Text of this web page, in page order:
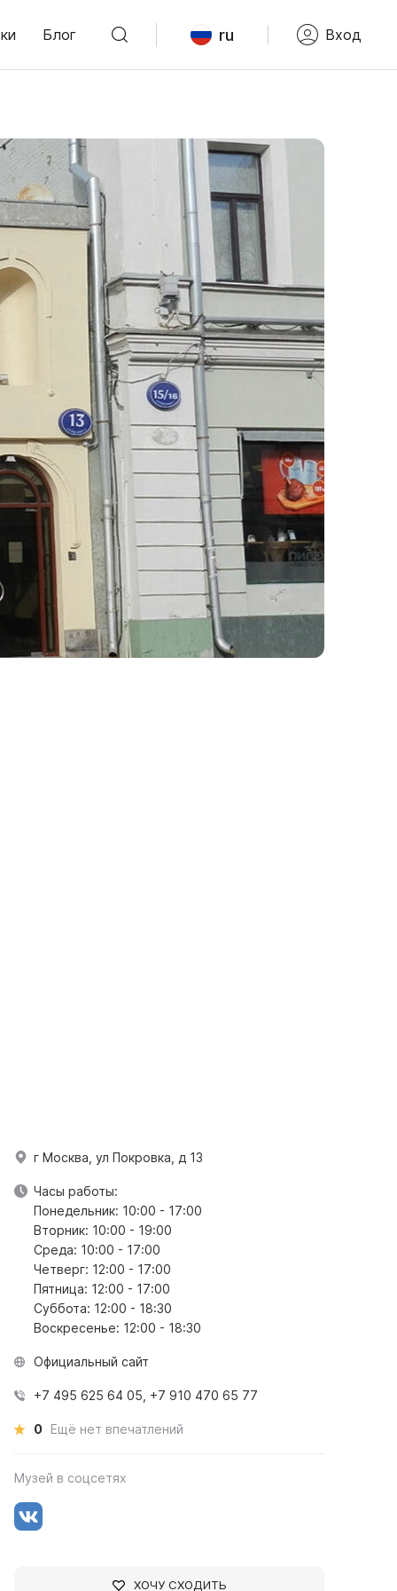
Блог ru Вход
г Москва, ул Покровка, д 13
Часы работы:
Понедельник: 10:00 - 17:00
Вторник: 10:00 - 19:00
Среда: 10:00 - 17:00
Четверг: 12:00 - 17:00
Пятница: 12:00 - 17:00
Суббота: 12:00 - 18:30
Воскресенье: 12:00 - 18:30
Официальный сайт
+7 495 625 64 05, +7 910 470 65 77
0 Ещё нет впечатлений
Музей в соцсетях
ХОЧУ СХОДИТЬ